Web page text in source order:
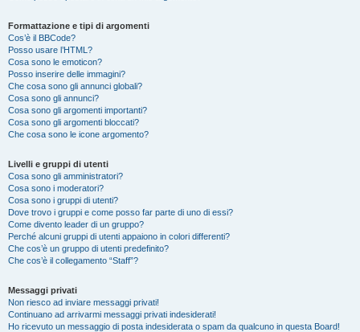
Formattazione e tipi di argomenti
Cos’è il BBCode?
Posso usare l’HTML?
Cosa sono le emoticon?
Posso inserire delle immagini?
Che cosa sono gli annunci globali?
Cosa sono gli annunci?
Cosa sono gli argomenti importanti?
Cosa sono gli argomenti bloccati?
Che cosa sono le icone argomento?
Livelli e gruppi di utenti
Cosa sono gli amministratori?
Cosa sono i moderatori?
Cosa sono i gruppi di utenti?
Dove trovo i gruppi e come posso far parte di uno di essi?
Come divento leader di un gruppo?
Perché alcuni gruppi di utenti appaiono in colori differenti?
Che cos’è un gruppo di utenti predefinito?
Che cos’è il collegamento “Staff”?
Messaggi privati
Non riesco ad inviare messaggi privati!
Continuano ad arrivarmi messaggi privati indesiderati!
Ho ricevuto un messaggio di posta indesiderata o spam da qualcuno in questa Board!